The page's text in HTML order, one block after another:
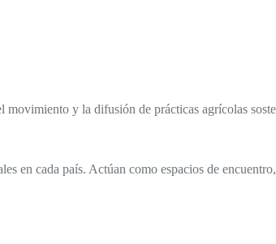
movimiento y la difusión de prácticas agrícolas
en cada país. Actúan como espacios de